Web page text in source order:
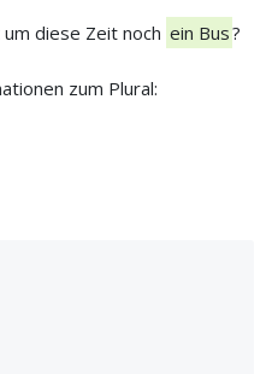
diese Zeit noch ein Bus?
zum Plural: